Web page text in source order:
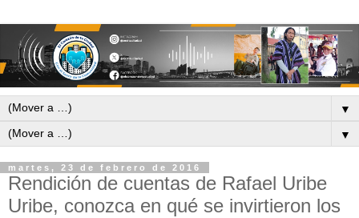
▼
▼
martes, 23 de febrero de 2016
Rendición de cuentas de Rafael Uribe
Uribe, conozca en qué se invirtieron los